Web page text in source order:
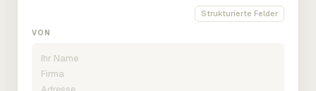
Strukturierte Felder
VON